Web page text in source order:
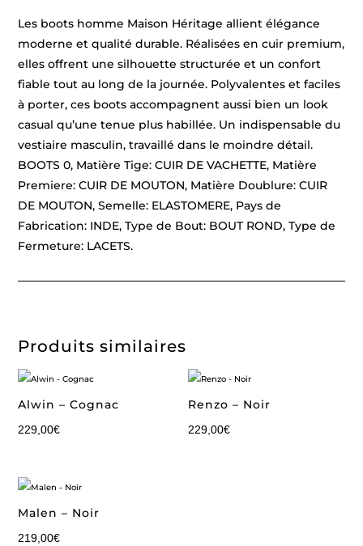
Les boots homme Maison Héritage allient élégance
moderne et qualité durable. Réalisées en cuir premium,
elles offrent une silhouette structurée et un confort
fiable tout au long de la journée. Polyvalentes et faciles
à porter, ces boots accompagnent aussi bien un look
casual qu’une tenue plus habillée. Un indispensable du
vestiaire masculin, travaillé dans le moindre détail.
BOOTS 0, Matière Tige: CUIR DE VACHETTE, Matière
Premiere: CUIR DE MOUTON, Matière Doublure: CUIR
DE MOUTON, Semelle: ELASTOMERE, Pays de
Fabrication: INDE, Type de Bout: BOUT ROND, Type de
Fermeture: LACETS.
Produits similaires
Alwin – Cognac
229,00€
Renzo – Noir
229,00€
Malen – Noir
219,00€